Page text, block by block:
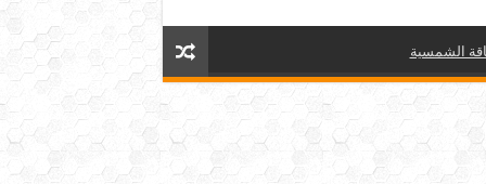
الشمسية